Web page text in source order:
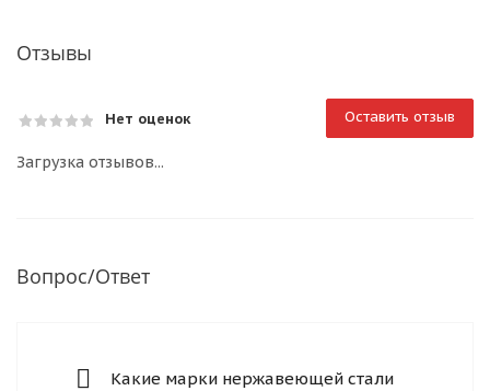
Отзывы
Нет оценок Оставить отзыв
Загрузка отзывов...
Вопрос/Ответ
Какие марки нержавеющей стали